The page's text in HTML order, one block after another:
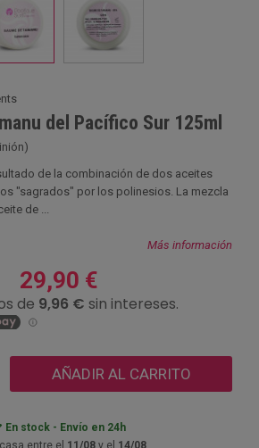
del Pacífico Sur 125ml
de la combinación de dos aceites
"sagrados" por los polinesios. La mezcla
de ...
Más información
29,90 €
AÑADIR AL CARRITO
En stock - Envío en 24h
entre el 11/08 y el 14/08